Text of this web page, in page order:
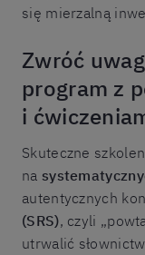
się mierzalną
Zwróć
program z
i
Skuteczne
na
autentycznych
(SRS), czyli
utrwalić